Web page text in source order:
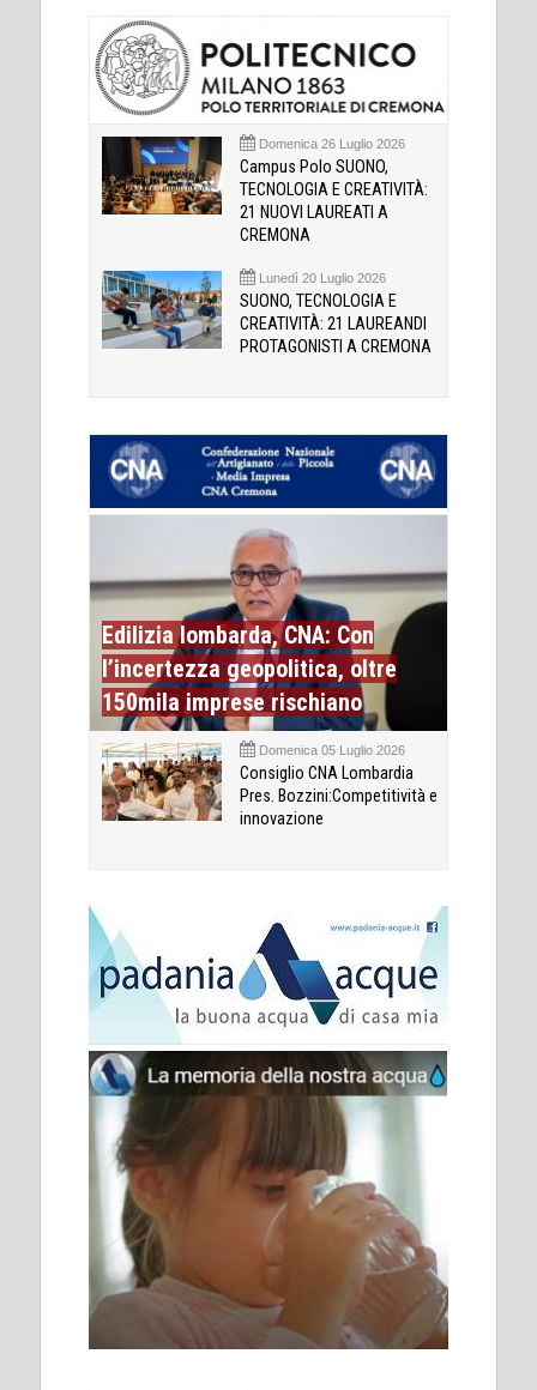
Domenica 26 Luglio 2026
Campus Polo SUONO,
TECNOLOGIA E CREATIVITÀ:
21 NUOVI LAUREATI A
CREMONA
Lunedì 20 Luglio 2026
SUONO, TECNOLOGIA E
CREATIVITÀ: 21 LAUREANDI
PROTAGONISTI A CREMONA
Edilizia lombarda, CNA: Con
l’incertezza geopolitica, oltre
150mila imprese rischiano
Domenica 05 Luglio 2026
Consiglio CNA Lombardia
Pres. Bozzini:Competitività e
innovazione